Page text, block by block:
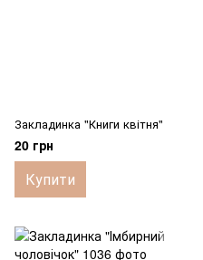
Закладинка "Книги квітня"
20 грн
Купити